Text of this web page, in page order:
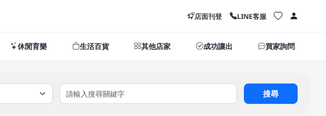
店面刊登 LINE客服
休閒育樂 生活百貨 其他店家 成功讓出 買家詢問
搜尋
LXone